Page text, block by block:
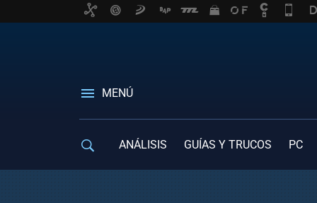
MENÚ
ANÁLISIS GUÍAS Y TRUCOS PC